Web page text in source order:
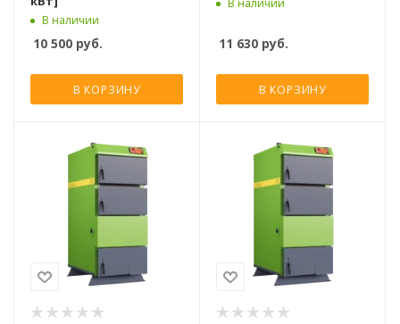
В наличии
10 500 руб.
В КОРЗИНУ
В наличии
11 630 руб.
В КОРЗИНУ